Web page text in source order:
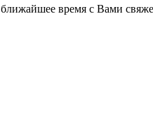
время с Вами